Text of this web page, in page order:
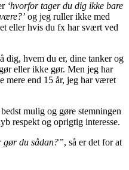
‘hvorfor tager du dig ikke bare
og jeg ruller ikke med
eller hvis du fx har svært ved
dig, hvem du er, dine tanker og
eller ikke gør. Men jeg har
mere end 15 år, jeg har været
mulig og gøre stemningen
respekt og oprigtig interesse.
gør du sådan?”, så er det for at